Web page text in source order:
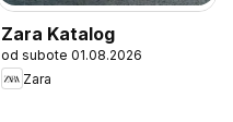
Zara Katalog
od subote 01.08.2026
Zara